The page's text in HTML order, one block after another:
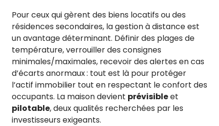
Pour ceux qui gèrent des biens locatifs ou des
résidences secondaires, la gestion à distance est
un avantage déterminant. Définir des plages de
température, verrouiller des consignes
minimales/maximales, recevoir des alertes en cas
d’écarts anormaux : tout est là pour protéger
l’actif immobilier tout en respectant le confort des
occupants. La maison devient prévisibleet
pilotable, deux qualités recherchées par les
investisseurs exigeants.